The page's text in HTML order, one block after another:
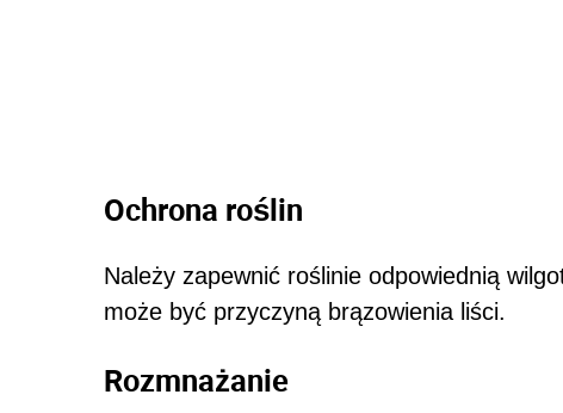
Ochrona roślin
Należy zapewnić roślinie odpowiednią
może być przyczyną brązowienia liści.
Rozmnażanie